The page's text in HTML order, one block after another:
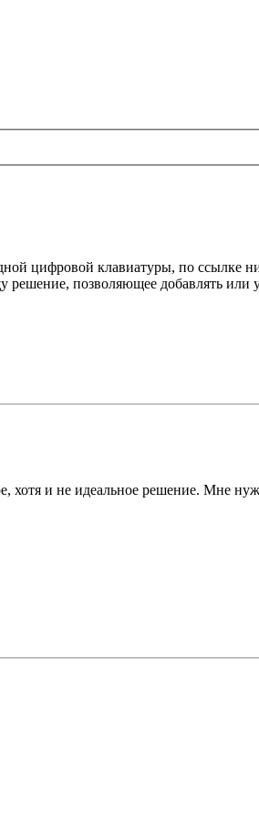
цифровой клавиатуры, по ссылке
решение, позволяющее добавлять
хотя и не идеальное решение. Мне